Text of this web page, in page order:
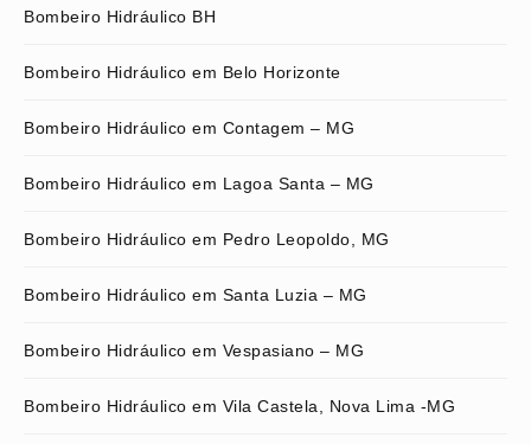
Bombeiro Hidráulico BH
Bombeiro Hidráulico em Belo Horizonte
Bombeiro Hidráulico em Contagem – MG
Bombeiro Hidráulico em Lagoa Santa – MG
Bombeiro Hidráulico em Pedro Leopoldo, MG
Bombeiro Hidráulico em Santa Luzia – MG
Bombeiro Hidráulico em Vespasiano – MG
Bombeiro Hidráulico em Vila Castela, Nova Lima -MG